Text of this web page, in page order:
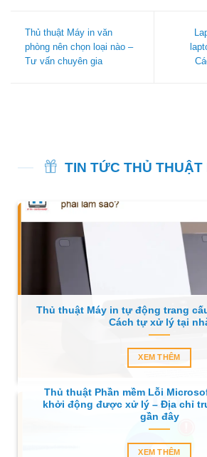
Thủ thuật Máy in văn
phòng nên chọn loại nào –
Tư vấn chuyên gia
TIN TỨC THỦ THUẬT
Thủ thuật Máy in tự động trang
Cách tự xử lý tại
XEM THÊM
Thủ thuật Phần mềm Lỗi
khởi động được xử lý – Địa chỉ
gần đây
XEM THÊM